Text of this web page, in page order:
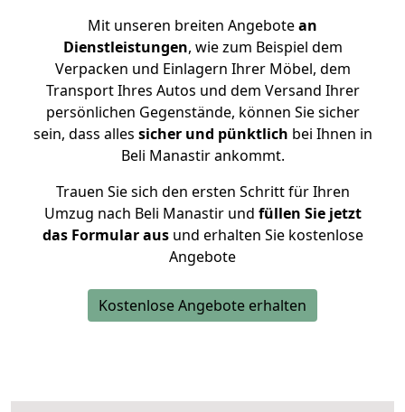
Mit unseren breiten Angebotean
Dienstleistungen, wie zum Beispiel dem
Verpacken und Einlagern Ihrer Möbel, dem
Transport Ihres Autos und dem Versand Ihrer
persönlichen Gegenstände, können Sie sicher
sein, dass alles sicher und pünktlich bei Ihnen in
Beli Manastir ankommt.
Trauen Sie sich den ersten Schritt für Ihren
Umzug nach Beli Manastir und füllen Sie jetzt
das Formular ausund erhalten Sie kostenlose
Angebote
Kostenlose Angebote erhalten